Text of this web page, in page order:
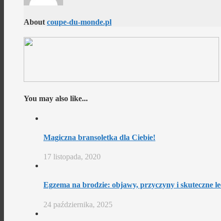
About coupe-du-monde.pl
You may also like...
Magiczna bransoletka dla Ciebie!
17 listopada, 2020
Egzema na brodzie: objawy, przyczyny i skuteczne
24 października, 2025